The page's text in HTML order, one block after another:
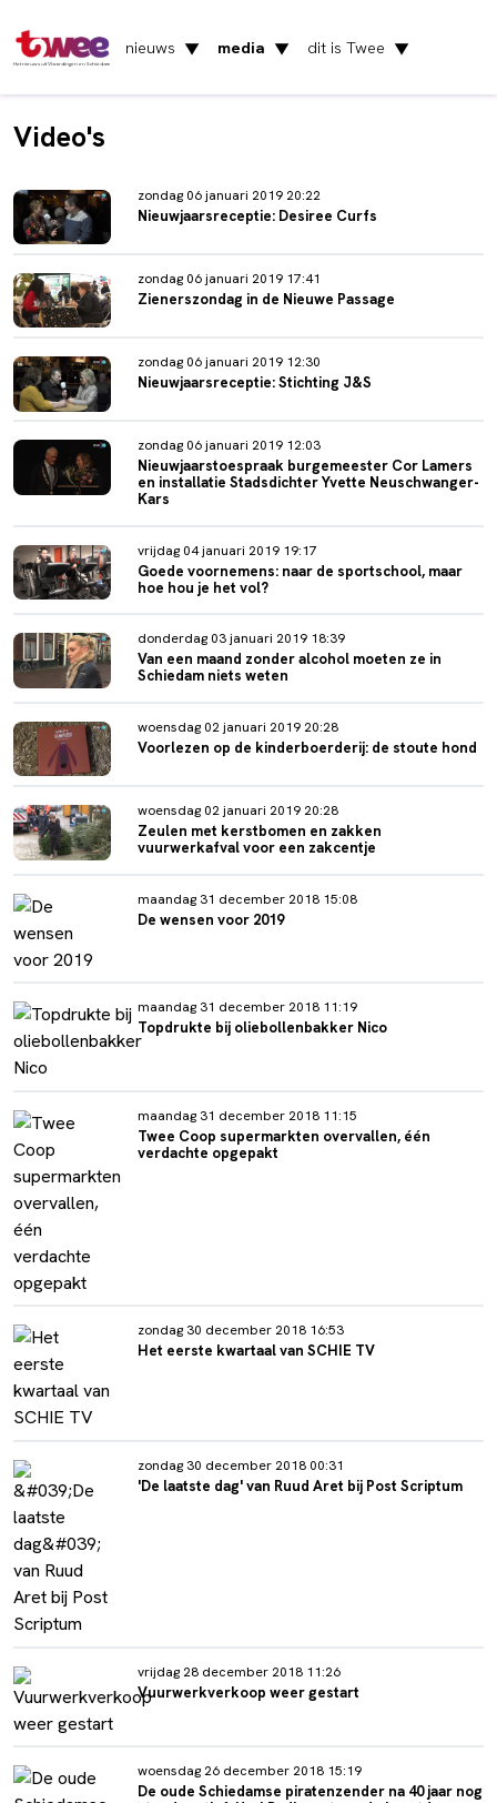
Het nieuws uit Vlaardingen en Schiedam
nieuws ▼ media ▼ dit is Twee ▼
Video's
zondag 06 januari 2019 20:22
Nieuwjaarsreceptie: Desiree Curfs
zondag 06 januari 2019 17:41
Zienerszondag in de Nieuwe Passage
zondag 06 januari 2019 12:30
Nieuwjaarsreceptie: Stichting J&S
zondag 06 januari 2019 12:03
Nieuwjaarstoespraak burgemeester Cor Lamers
en installatie Stadsdichter Yvette Neuschwanger-
Kars
vrijdag 04 januari 2019 19:17
Goede voornemens: naar de sportschool, maar
hoe hou je het vol?
donderdag 03 januari 2019 18:39
Van een maand zonder alcohol moeten ze in
Schiedam niets weten
woensdag 02 januari 2019 20:28
Voorlezen op de kinderboerderij: de stoute hond
woensdag 02 januari 2019 20:28
Zeulen met kerstbomen en zakken
vuurwerkafval voor een zakcentje
maandag 31 december 2018 15:08
De wensen voor 2019
maandag 31 december 2018 11:19
Topdrukte bij oliebollenbakker Nico
maandag 31 december 2018 11:15
Twee Coop supermarkten overvallen, één
verdachte opgepakt
zondag 30 december 2018 16:53
Het eerste kwartaal van SCHIE TV
zondag 30 december 2018 00:31
'De laatste dag' van Ruud Aret bij Post Scriptum
vrijdag 28 december 2018 11:26
Vuurwerkverkoop weer gestart
woensdag 26 december 2018 15:19
De oude Schiedamse piratenzender na 40 jaar nog